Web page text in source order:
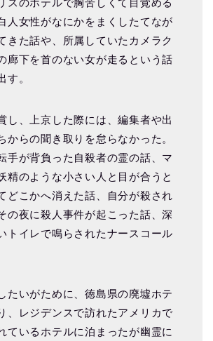
人女性がなにかをまくしたてなが
きた話や、所属していたカメラク
廊下を首のない女が走るという話
す。
し、上京した際には、編集者や出
からの聞き取りを怠らなかった。
手が背負った自殺者の霊の話、マ
精のような小さい人と目が合うと
どこかへ消えた話、自分が殺され
の夜に殺人事件が起こった話、深
トイレで鳴らされたナースコール
たいがために、徳島県の廃墟ホテ
、レジデンスで訪れたアメリカで
ているホテルに泊まったが幽霊に